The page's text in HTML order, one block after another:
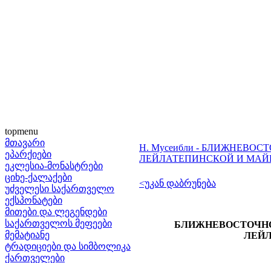
topmenu
მთავარი
ეპარქიები
ეკლესია-მონასტრები
ციხე-ქალაქები
უძველესი საქართველო
ექსპონატები
მითები და ლეგენდები
საქართველოს მეფეები
მემატიანე
ტრადიციები და სიმბოლიკა
ქართველები
Н. Мусеибли -
ЛЕЙЛАТЕПИНСКОЙ И
<უკან დაბრუნება